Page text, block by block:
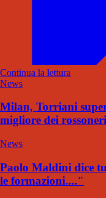
Continua la lettura
News
Milan, Torriani
migliore dei rossoneri
News
Paolo Maldini dice
le formazioni...."